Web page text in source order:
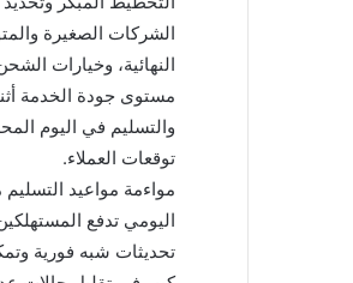
الشركات الصغيرة
النهائية، وخيارات
مستوى جودة الخدمة
والتسليم في اليوم
توقعات العملاء.
مواءمة مواعيد
اليومي تدفع
تحديثات شبه فورية